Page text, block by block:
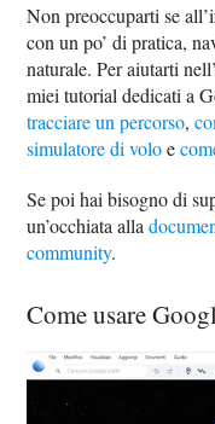
Non preoccuparti se
con un po’ di pratica,
naturale. Per aiutarti
miei tutorial dedicati a
tracciare un percorso,
simulatore di voloe
Se poi hai bisogno di
un’occhiata alla
community.
Come usare